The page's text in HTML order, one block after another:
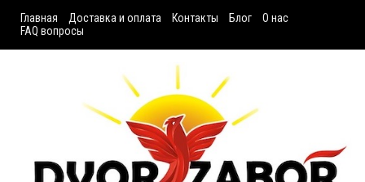
Главная Доставка и оплата Контакты Блог
О нас
FAQ вопросы